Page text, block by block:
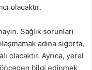
olacaktır.
Sağlık sorunları
adına sigorta,
olacaktır. Ayrıca, yerel
bilgi edinmek,